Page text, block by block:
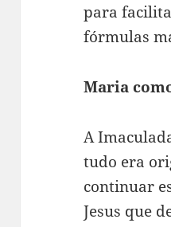
para
fórmulas
Maria
A
tudo era
continuar
Jesus que